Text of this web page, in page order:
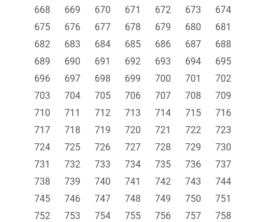
668
669 670 671 672 673
674
675
676 677 678 679 680
681
682
683 684 685 686 687
688
689
690 691 692 693 694
695
696
697 698 699 700 701
702
703
704 705 706 707 708
709
710
711 712 713 714 715
716
717
718 719 720 721 722
723
724
725 726 727 728 729
730
731
732 733 734 735 736
737
738
739 740 741 742 743
744
745
746 747 748 749 750
751
752
753 754 755 756 757
758